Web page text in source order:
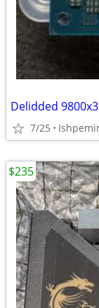
Delidded
7/25
$235